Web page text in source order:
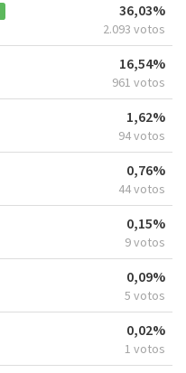
36,03%
2.093 votos
16,54%
961 votos
1,62%
94 votos
0,76%
44 votos
0,15%
9 votos
0,09%
5 votos
0,02%
1 votos